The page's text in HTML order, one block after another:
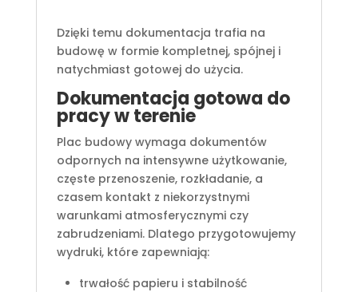
Dzięki temu dokumentacja trafia na
budowę w formie kompletnej, spójnej i
natychmiast gotowej do użycia.
Dokumentacja gotowa do
pracy w terenie
Plac budowy wymaga dokumentów
odpornych na intensywne użytkowanie,
częste przenoszenie, rozkładanie, a
czasem kontakt z niekorzystnymi
warunkami atmosferycznymi czy
zabrudzeniami. Dlatego przygotowujemy
wydruki, które zapewniają:
trwałość papieru i stabilność